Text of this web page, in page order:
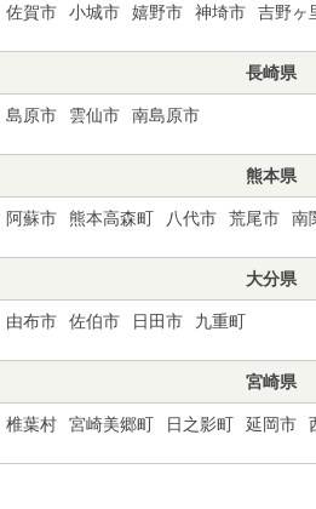
佐賀市 小城市 嬉野市 神埼市 吉野ヶ
長崎県
島原市 雲仙市 南島原市
熊本県
阿蘇市 熊本高森町 八代市 荒尾市 南
大分県
由布市 佐伯市 日田市 九重町
宮崎県
椎葉村 宮崎美郷町 日之影町 延岡市